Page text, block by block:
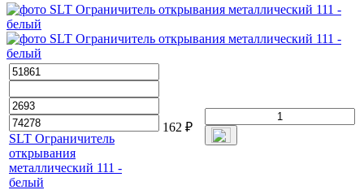
SLT Ограничитель
открывания
металлический 111 -
белый
162 ₽